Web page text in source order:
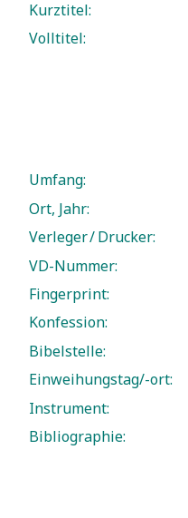
Kurztitel:
Volltitel:
Umfang:
Ort, Jahr:
Verleger / Drucker:
VD-Nummer:
Fingerprint:
Konfession:
Bibelstelle:
Einweihungstag/-ort:
Instrument:
Bibliographie: